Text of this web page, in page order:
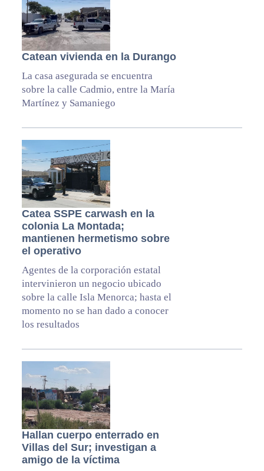
Catean vivienda en la Durango
La casa asegurada se encuentra
sobre la calle Cadmio, entre la María
Martínez y Samaniego
Catea SSPE carwash en la
colonia La Montada;
mantienen hermetismo sobre
el operativo
Agentes de la corporación estatal
intervinieron un negocio ubicado
sobre la calle Isla Menorca; hasta el
momento no se han dado a conocer
los resultados
Hallan cuerpo enterrado en
Villas del Sur; investigan a
amigo de la víctima